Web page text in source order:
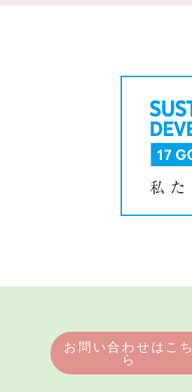
お問い合わせはこち
ら